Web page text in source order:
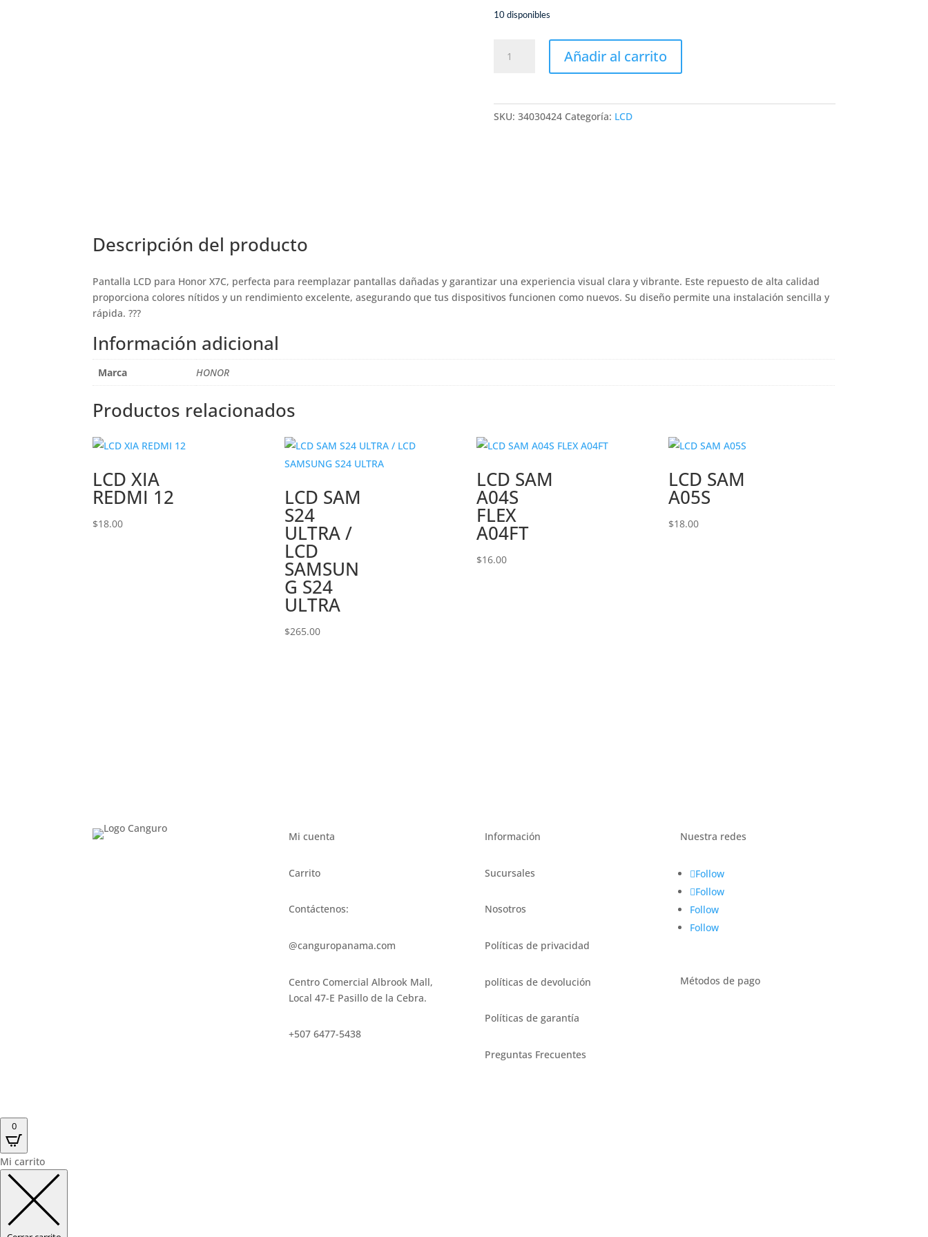
10 disponibles
HONOR
Añadir al carrito
SKU: 34030424 Categoría: LCD
Descripción del producto
Pantalla LCD para Honor X7C, perfecta para reemplazar pantallas dañadas y garantizar una experiencia visual clara y vibrante. Este repuesto de alta calidad
proporciona colores nítidos y un rendimiento excelente, asegurando que tus dispositivos funcionen como nuevos. Su diseño permite una instalación sencilla y
rápida. ???
Información adicional
Marca HONOR
Productos relacionados
LCD XIA
REDMI 12
$18.00
LCD SAM
S24
ULTRA /
LCD
SAMSUN
G S24
ULTRA
$265.00
LCD SAM
A04S
FLEX
A04FT
$16.00
LCD SAM
A05S
$18.00
Mi cuenta
Carrito
Contáctenos:
@canguropanama.com
Centro Comercial Albrook Mall,
Local 47-E Pasillo de la Cebra.
+507 6477-5438
Información
Sucursales
Nosotros
Políticas de privacidad
políticas de devolución
Políticas de garantía
Preguntas Frecuentes
Nuestra redes
Follow
Follow
Follow
Follow
Métodos de pago
0
Mi carrito